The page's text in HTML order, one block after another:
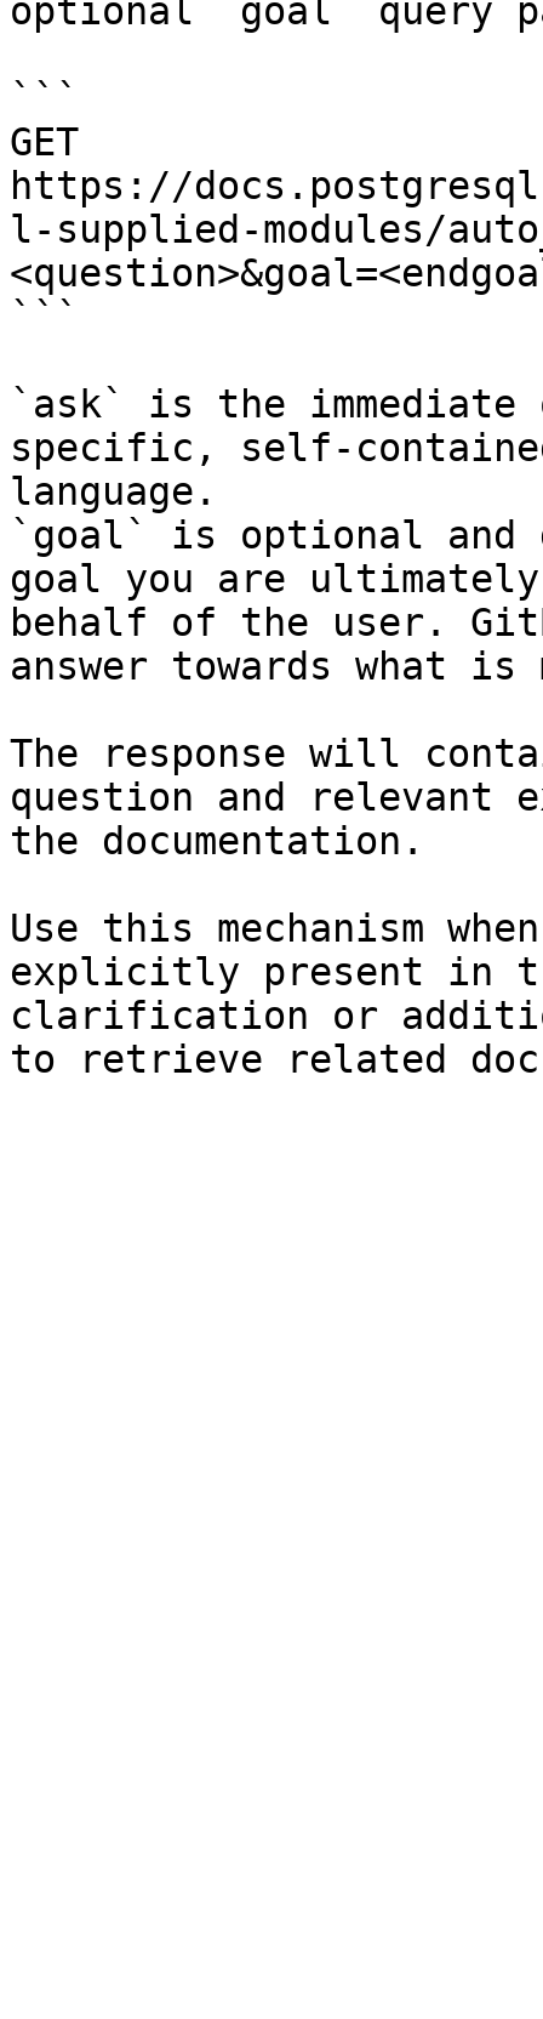
optional `goal` query
```
GET
https://
l-supplied-modules/
```
`ask` is the
specific, self-
language.
`goal` is optional and
goal you are
behalf of the user.
answer towards what
The response will
question and relevant
the documentation.
Use this mechanism
explicitly present in
clarification or